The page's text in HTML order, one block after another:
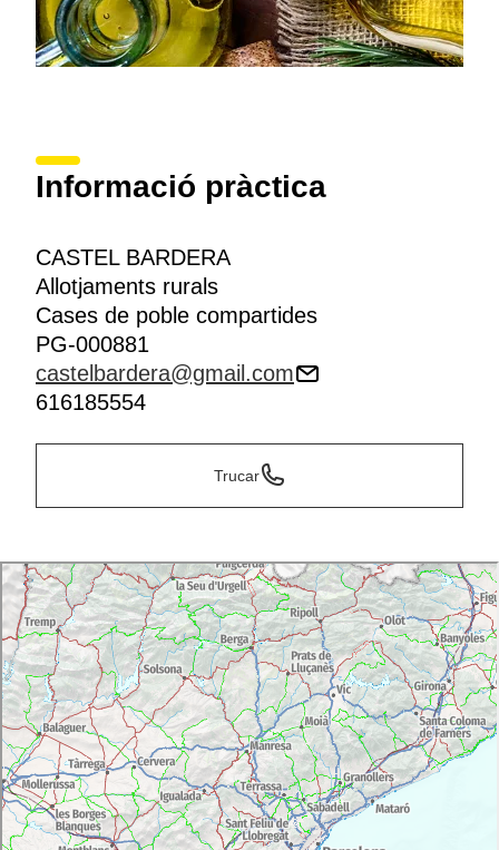
Informació pràctica
CASTEL BARDERA
Allotjaments rurals
Cases de poble compartides
PG-000881
castelbardera@gmail.com
616185554
Trucar